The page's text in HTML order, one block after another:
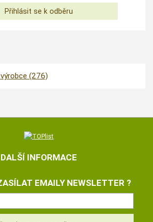
(276)
DALŠÍ INFORMACE
EMAILY NEWSLETTER ?